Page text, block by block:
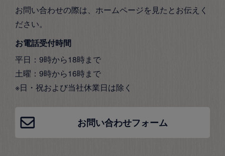
お問い合わせの際は、ホームページを見たとお伝えく
ださい。
お電話受付時間
平日：9時から18時まで
土曜：9時から16時まで
※日・祝および当社休業日は除く
お問い合わせフォーム